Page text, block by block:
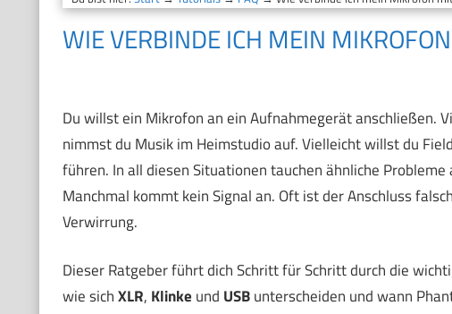
WIE VERBINDE ICH MEIN
Du willst ein Mikrofon an ein Aufnahmegerät anschließen.
nimmst du Musik im Heimstudio auf. Vielleicht willst du
führen. In all diesen Situationen tauchen ähnliche
Manchmal kommt kein Signal an. Oft ist der Anschluss
Verwirrung.
Dieser Ratgeber führt dich Schritt für Schritt durch die
wie sichXLR, Klinke und USBunterscheiden und wann